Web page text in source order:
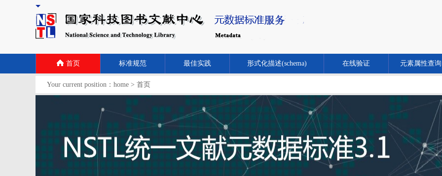
首页 标准规范 最佳实践 形式化描述(schema) 在线验证 元素属性查询
Your current position： home > 首页